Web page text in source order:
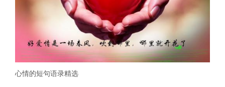
心情的短句语录精选